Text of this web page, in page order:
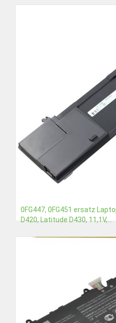
0FG447, 0FG451 ersatz
D420, Latitude D430, 11,1V,...